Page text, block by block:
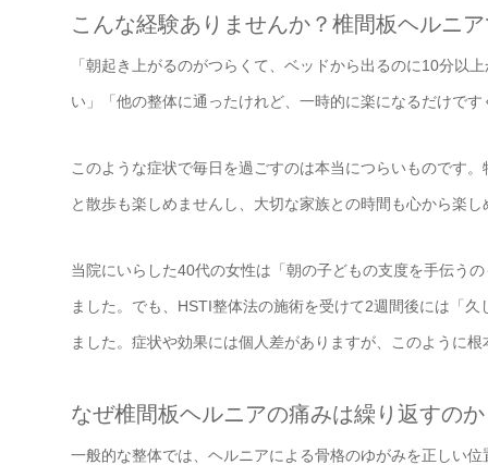
こんな経験ありませんか？椎間板ヘルニ
「朝起き上がるのがつらくて、ベッドから出るのに10分以
い」「他の整体に通ったけれど、一時的に楽になるだけで
このような症状で毎日を過ごすのは本当につらいものです
と散歩も楽しめませんし、大切な家族との時間も心から楽
当院にいらした40代の女性は「朝の子どもの支度を手伝う
ました。でも、HSTI整体法の施術を受けて2週間後には「
ました。症状や効果には個人差がありますが、このように
なぜ椎間板ヘルニアの痛みは繰り返すの
一般的な整体では、ヘルニアによる骨格のゆがみを正しい